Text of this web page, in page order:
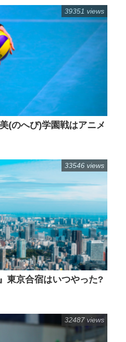
(のへび)学園戦はアニメ
39351 views
東京合宿はいつやった?
33546 views
32487 views